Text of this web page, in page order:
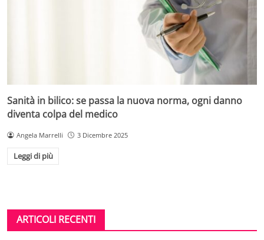
Sanità in bilico: se passa la nuova norma, ogni danno
diventa colpa del medico
Angela Marrelli 3 Dicembre 2025
Leggi di più
ARTICOLI RECENTI